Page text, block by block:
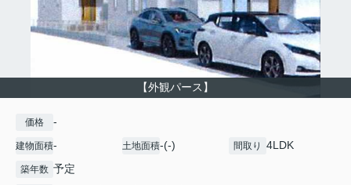
【外観パース】
価格 -
建物面積- 土地面積-(-) 間取り 4LDK
築年数 予定